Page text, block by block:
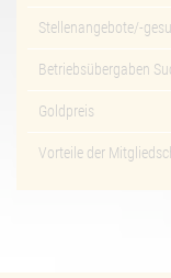
Stellenangebote/-
Betriebsübergaben
Goldpreis
Vorteile der